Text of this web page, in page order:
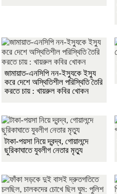
জামায়াত-এনসিপি নন-ইস্যুকে ইস্যু
করে দেশে অস্থিতিশীল পরিস্থিতি তৈরি
করতে চায় : খায়রুল কবির খোকন
টাকা-পয়সা নিয়ে দ্বন্দ্ব, গোয়ালন্দে
ছুরিকাঘাতে যুবলীগ নেতার মৃত্যু